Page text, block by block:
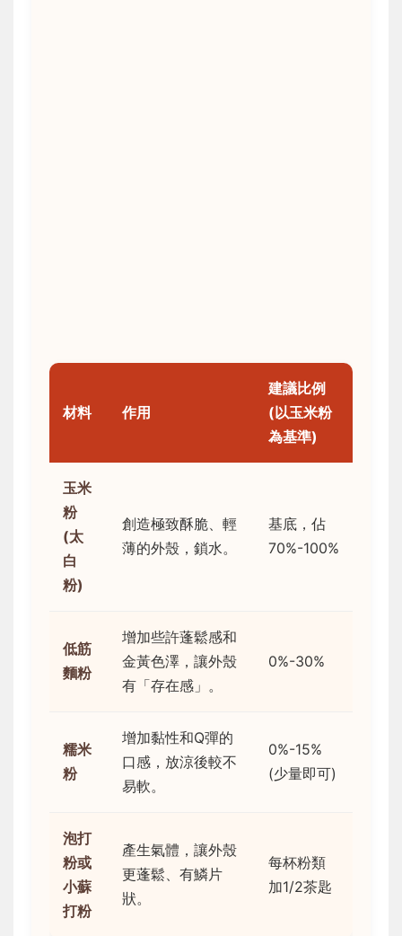
材料 作用
建議比例
(以玉米粉
為基準)
玉米
粉
(太
白
粉)
創造極致酥脆、輕
薄的外殼，鎖水。
基底，佔
70%-100%
低筋
麵粉
增加些許蓬鬆感和
金黃色澤，讓外殼
有「存在感」。
0%-30%
糯米
粉
增加黏性和Q彈的
口感，放涼後較不
易軟。
0%-15%
(少量即可)
泡打
粉或
小蘇
打粉
產生氣體，讓外殼
更蓬鬆、有鱗片
狀。
每杯粉類
加1/2茶匙